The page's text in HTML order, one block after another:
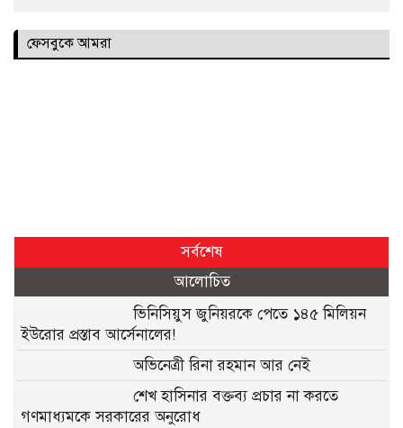
ফেসবুকে আমরা
সর্বশেষ
আলোচিত
ভিনিসিয়ুস জুনিয়রকে পেতে ১৪৫ মিলিয়ন
ইউরোর প্রস্তাব আর্সেনালের!
অভিনেত্রী রিনা রহমান আর নেই
শেখ হাসিনার বক্তব্য প্রচার না করতে
গণমাধ্যমকে সরকারের অনুরোধ